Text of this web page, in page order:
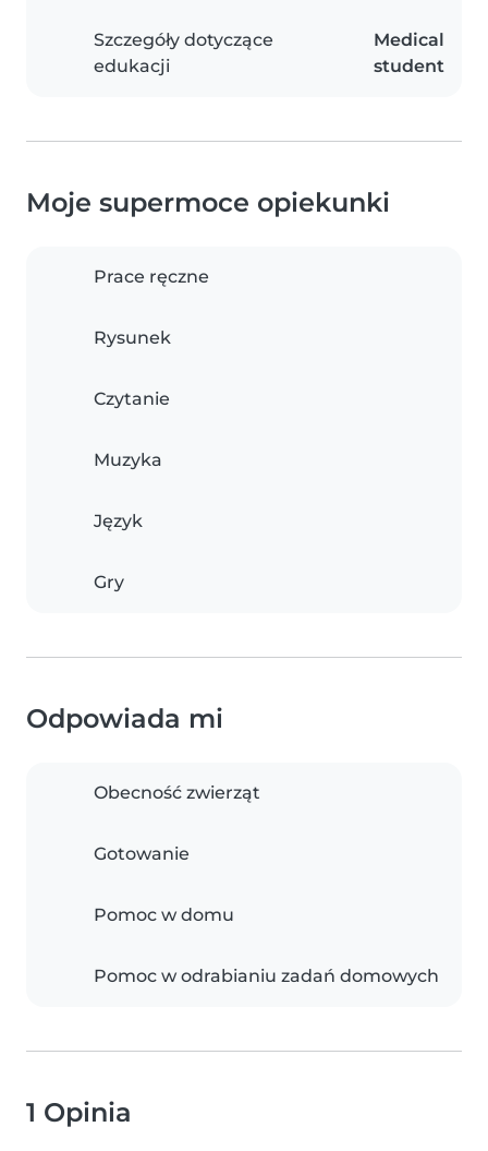
Szczegóły dotyczące
edukacji
Medical
student
Moje supermoce opiekunki
Prace ręczne
Rysunek
Czytanie
Muzyka
Język
Gry
Odpowiada mi
Obecność zwierząt
Gotowanie
Pomoc w domu
Pomoc w odrabianiu zadań domowych
1 Opinia